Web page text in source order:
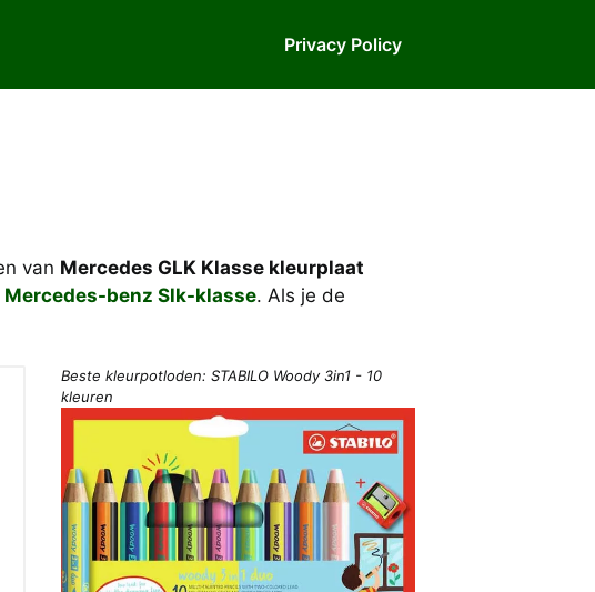
Privacy Policy
van Mercedes GLK Klasse kleurplaat
Mercedes-benz Slk-klasse. Als je de
Beste kleurpotloden: STABILO Woody 3in1 - 10
kleuren